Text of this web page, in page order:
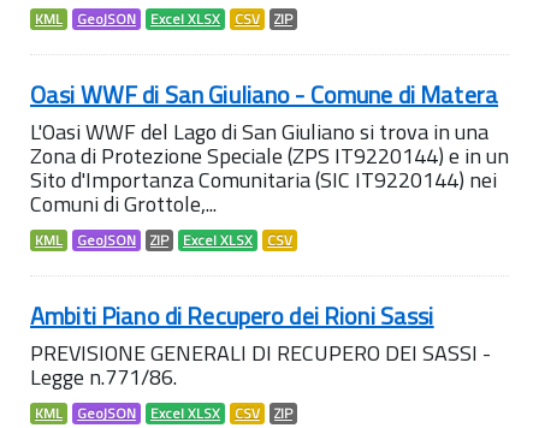
KML GeoJSON Excel XLSX CSV ZIP
Oasi WWF di San Giuliano - Comune di Matera
L'Oasi WWF del Lago di San Giuliano si trova in una
Zona di Protezione Speciale (ZPS IT9220144) e in un
Sito d'Importanza Comunitaria (SIC IT9220144) nei
Comuni di Grottole,...
KML GeoJSON ZIP Excel XLSX CSV
Ambiti Piano di Recupero dei Rioni Sassi
PREVISIONE GENERALI DI RECUPERO DEI SASSI -
Legge n.771/86.
KML GeoJSON Excel XLSX CSV ZIP